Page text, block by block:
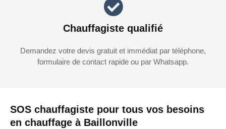
SOS chauffagiste pour tous vos besoins
en chauffage à Baillonville
Chauffagiste qualifié
Demandez votre devis gratuit et immédiat par téléphone,
formulaire de contact rapide ou par Whatsapp.